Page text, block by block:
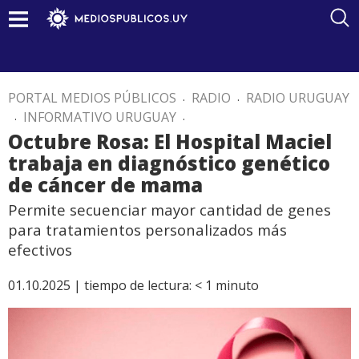
PORTAL MEDIOS PÚBLICOS . RADIO . RADIO URUGUAY
. INFORMATIVO URUGUAY .
Octubre Rosa: El Hospital Maciel
trabaja en diagnóstico genético
de cáncer de mama
Permite secuenciar mayor cantidad de genes
para tratamientos personalizados más
efectivos
01.10.2025 | tiempo de lectura: < 1 minuto